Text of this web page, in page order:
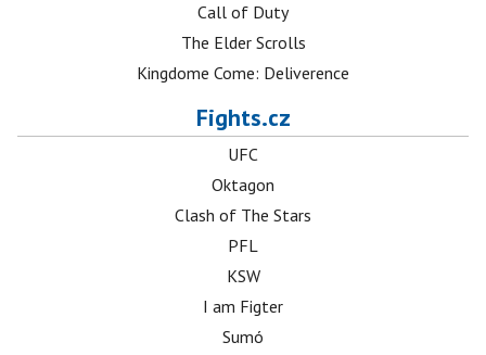
Call of Duty
The Elder Scrolls
Kingdome Come: Deliverence
Fights.cz
UFC
Oktagon
Clash of The Stars
PFL
KSW
I am Figter
Sumó